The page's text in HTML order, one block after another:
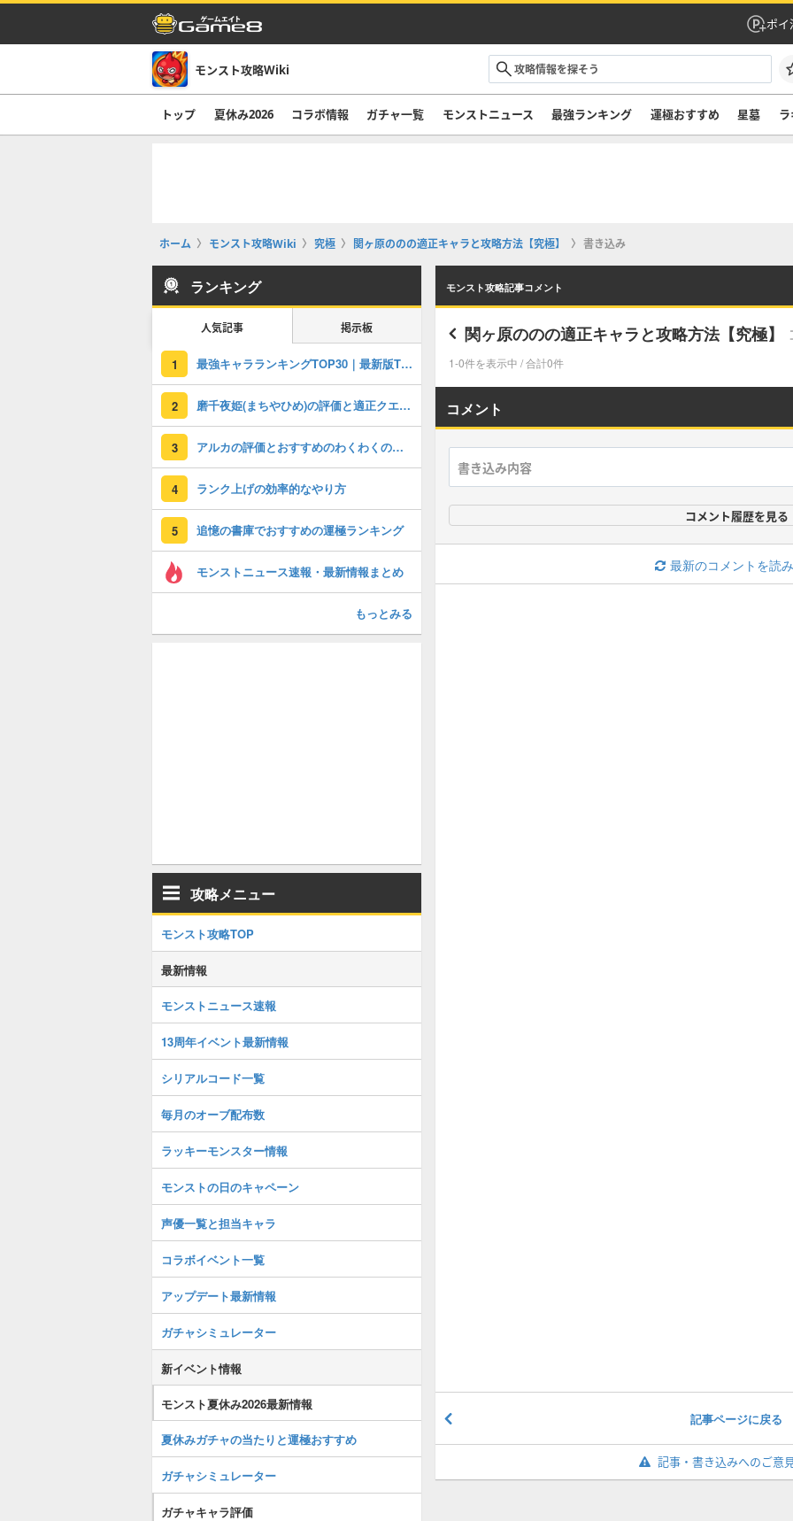
ポイ
モンスト攻略Wiki
トップ 夏休み2026 コラボ情報 ガチャ一覧 モンストニュース 最強ランキング 運極おすすめ 星墓
ホーム モンスト攻略Wiki 究極 関ヶ原ののの適正キャラと攻略方法【究極】 書き込み
モンスト攻略記事コメント
関ヶ原ののの適正キャラと攻略方法【究極】
1-0件を表示中 / 合計0件
コメント
コメント履歴を見る
最新のコメントを読
記事ページに戻る
記事・書き込みへのご意
ランキング
人気記事 掲示板
1 最強キャラランキングTOP30｜最新版Tier
2 磨千夜姫(まちやひめ)の評価と適正クエスト！
3 アルカの評価とおすすめのわくわくの実｜どっちが強い？
4 ランク上げの効率的なやり方
5 追憶の書庫でおすすめの運極ランキング
モンストニュース速報・最新情報まとめ
もっとみる
攻略メニュー
モンスト攻略TOP
最新情報
モンストニュース速報
13周年イベント最新情報
シリアルコード一覧
毎月のオーブ配布数
ラッキーモンスター情報
モンストの日のキャペーン
声優一覧と担当キャラ
コラボイベント一覧
アップデート最新情報
ガチャシミュレーター
新イベント情報
モンスト夏休み2026最新情報
夏休みガチャの当たりと運極おすすめ
ガチャシミュレーター
ガチャキャラ評価